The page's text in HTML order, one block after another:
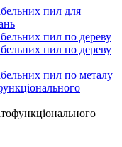
пил для
пил по дереву
пил по дереву
пил по металу